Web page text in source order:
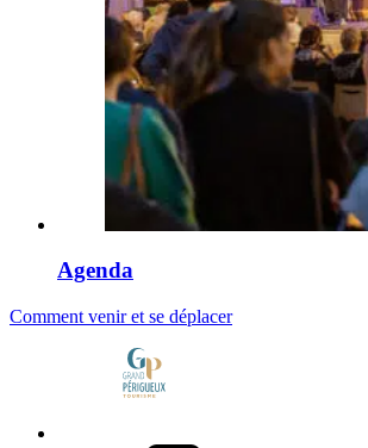
Agenda
Comment venir et se déplacer